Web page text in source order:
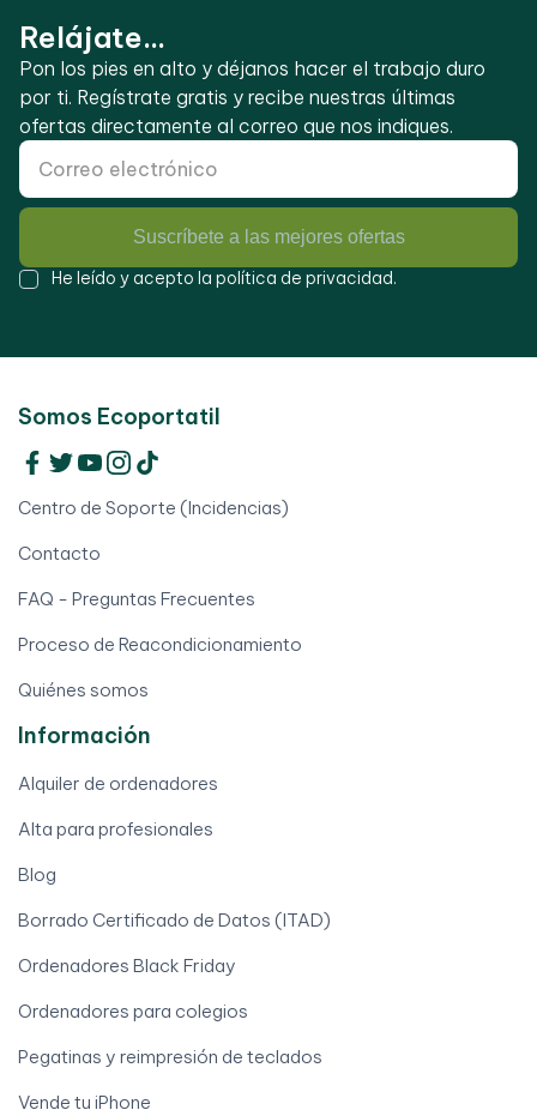
Relájate...
Pon los pies en alto y déjanos hacer el trabajo duro
por ti. Regístrate gratis y recibe nuestras últimas
ofertas directamente al correo que nos indiques.
Suscríbete a las mejores ofertas
He leído y acepto la política de privacidad.
Somos Ecoportatil
Centro de Soporte (Incidencias)
Contacto
FAQ - Preguntas Frecuentes
Proceso de Reacondicionamiento
Quiénes somos
Información
Alquiler de ordenadores
Alta para profesionales
Blog
Borrado Certificado de Datos (ITAD)
Ordenadores Black Friday
Ordenadores para colegios
Pegatinas y reimpresión de teclados
Vende tu iPhone